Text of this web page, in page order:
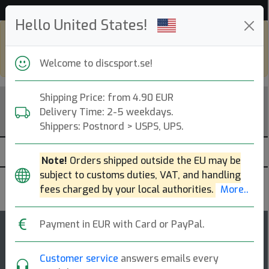
Hello United States!
Welcome to discsport.se!
Shipping Price: from 4.90 EUR
Delivery Time: 2-5 weekdays.
Shippers: Postnord > USPS, UPS.
Note! Orders shipped outside the EU may be
subject to customs duties, VAT, and handling
fees charged by your local authorities. More..
Payment in EUR with Card or PayPal.
Customer service answers emails every
go todiscsport.com
Thought Space Athletics
Synapse